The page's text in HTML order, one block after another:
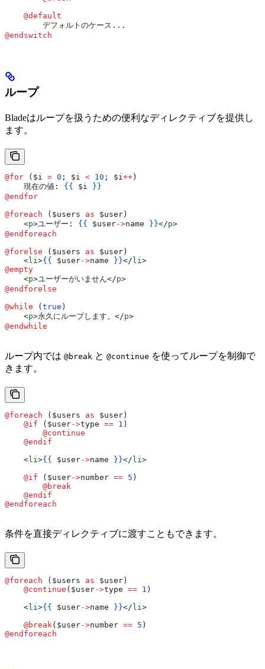
    @default
        デフォルトのケース...
@endswitch
ループ
Bladeはループを扱うための便利なディレクティブを提供し
ます。
@for ( $i = 0 ; $i < 10 ; $i++ )
    現在の値:
{{ $i }}
@endfor
@foreach
( $users as $user )
    <
p>ユーザー: {{ $user->name }}</p>
@endforeach
@forelse
( $users as $user )
    <
li>{{ $user->name }}</ li>
@empty
    <
p>ユーザーがいません</p>
@endforelse
@while
( true )
    <
p>永久にループします。 </p>
@endwhile
ループ内では @break と @continue を使ってループを制御で
きます。
@foreach ( $users as $user )
    @if
( $user->type == 1 )
        @continue
    @endif
    <
li>{{ $user->name }}</ li>
    @if
( $user->number == 5 )
        @break
    @endif
@endforeach
条件を直接ディレクティブに渡すこともできます。
@foreach ( $users as $user )
    @continue
( $user->type == 1 )
    <
li>{{ $user->name }}</ li>
    @break
( $user->number == 5 )
@endforeach